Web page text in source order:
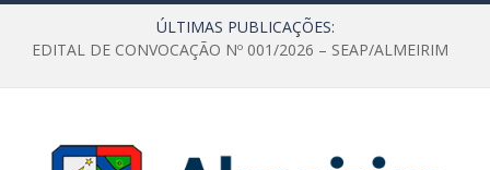
ÚLTIMAS PUBLICAÇÕES:
EDITAL DE CONVOCAÇÃO Nº 001/2026 – SEAP/ALMEIRIM